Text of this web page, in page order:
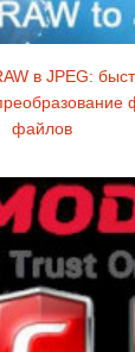
в JPEG:
файлов